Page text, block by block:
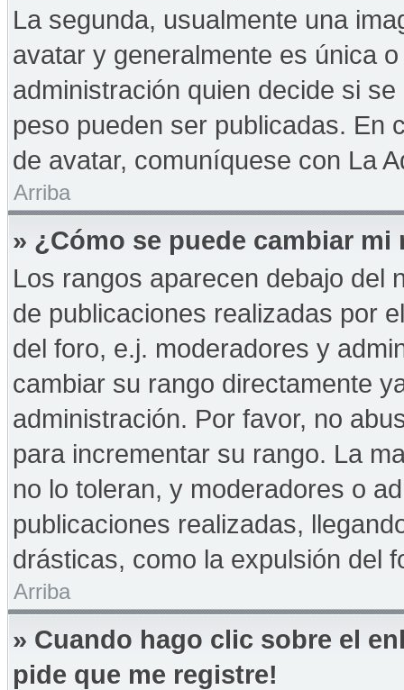
La segunda, usualmente una
avatar y generalmente es única
administración quien decide si
peso pueden ser publicadas. En
de avatar, comuníquese con La
Arriba
» ¿Cómo se puede cambiar mi
Los rangos aparecen debajo del
de publicaciones realizadas por
del foro, e.j. moderadores y
cambiar su rango directamente
administración. Por favor, no
para incrementar su rango. La
no lo toleran, y moderadores o
publicaciones realizadas,
drásticas, como la expulsión del
Arriba
» Cuando hago clic sobre el
pide que me registre!